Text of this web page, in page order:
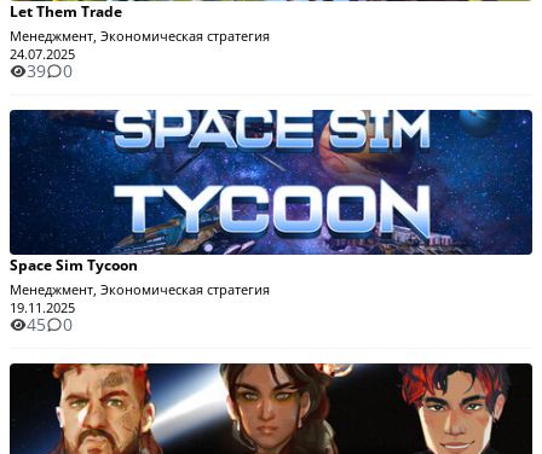
Let Them Trade
Менеджмент, Экономическая стратегия
24.07.2025
39 0
Space Sim Tycoon
Менеджмент, Экономическая стратегия
19.11.2025
45 0